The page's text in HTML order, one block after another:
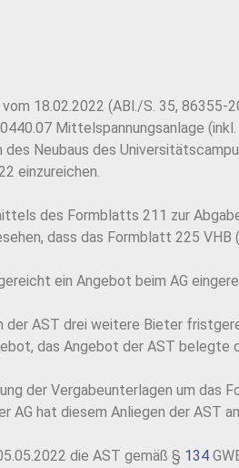
18.02.2022 (ABl./S. 35, 86355-
Mittelspannungsanlage
Neubaus des
einzureichen.
des Formblatts 211 zur
dass das Formblatt 225
ein Angebot beim AG
der AST drei weitere Bieter
das Angebot der AST belegte
der Vergabeunterlagen um
hat diesem Anliegen der AST
die AST gemäß § 134